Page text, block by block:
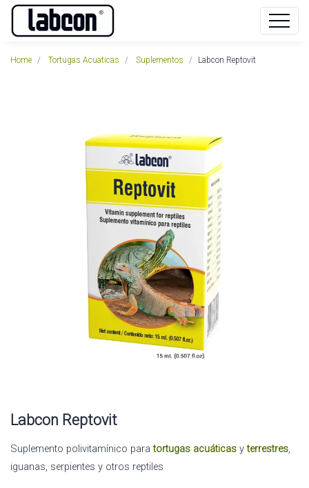
Home Tortugas Acuaticas Suplementos Labcon Reptovit
Labcon Reptovit
Suplemento polivitamínico paratortugas acuáticas yterrestres,
iguanas, serpientes y otros reptiles